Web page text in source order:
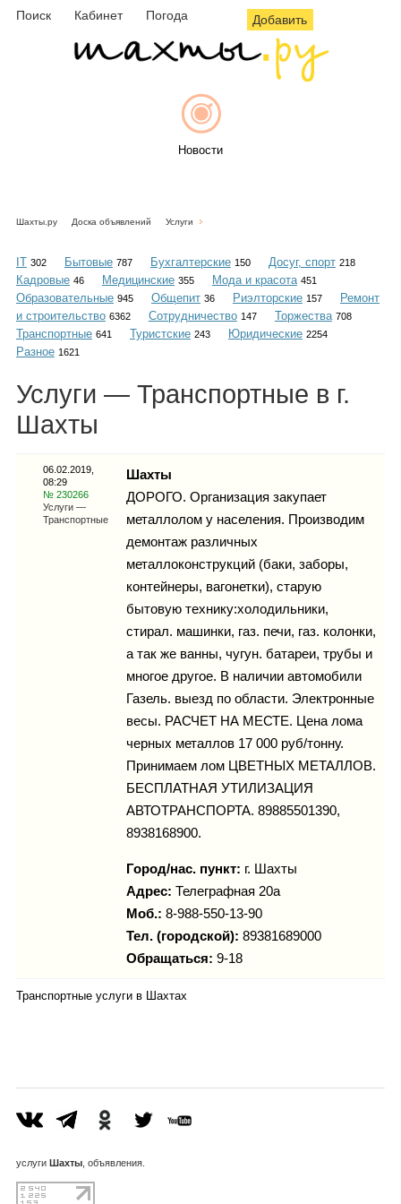
Поиск Кабинет Погода Добавить
Новости
Объявления
Каталог
Инфо
Фотогалерея
Шахты.ру Доска объявлений Услуги
IT 302 Бытовые 787 Бухгалтерские 150 Досуг, спорт 218
Кадровые 46 Медицинские 355 Мода и красота 451
Образовательные 945 Общепит 36 Риэлторские 157
Ремонт
и строительство 6362 Сотрудничество 147 Торжества 708
Транспортные 641 Туристские 243 Юридические 2254
Разное 1621
Услуги — Транспортные в г.
Шахты
06.02.2019,
08:29
№ 230266
Услуги —
Транспортные
Шахты
ДОРОГО. Организация закупает
металлолом у населения. Производим
демонтаж различных
металлоконструкций (баки, заборы,
контейнеры, вагонетки), старую
бытовую технику:холодильники,
стирал. машинки, газ. печи, газ. колонки,
а так же ванны, чугун. батареи, трубы и
многое другое. В наличии автомобили
Газель. выезд по области. Электронные
весы. РАСЧЕТ НА МЕСТЕ. Цена лома
черных металлов 17 000 руб/тонну.
Принимаем лом ЦВЕТНЫХ МЕТАЛЛОВ.
БЕСПЛАТНАЯ УТИЛИЗАЦИЯ
АВТОТРАНСПОРТА. 89885501390,
8938168900.
Город/нас. пункт: г. Шахты
Адрес: Телеграфная 20а
Моб.: 8-988-550-13-90
Тел. (городской): 89381689000
Обращаться: 9-18
Транспортные услуги в Шахтах
услуги Шахты, объявления.